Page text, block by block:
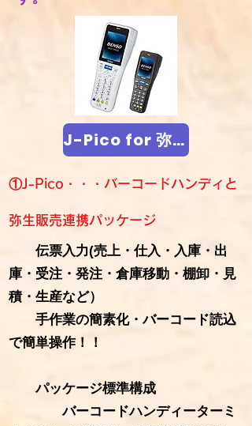
J-Pico for 弥生販売 機能概要（ｸﾘｯｸ）
①J-Pico・・・バーコードハンディと
弥生販売連携パッケージ
伝票入力(売上・仕入・入庫・出
庫・受注・発注・倉庫移動・棚卸・見
積・生産など）
手作業の簡素化・バーコード読込
で簡単操作！！
パッケージ標準構成
バーコードハンディーターミ